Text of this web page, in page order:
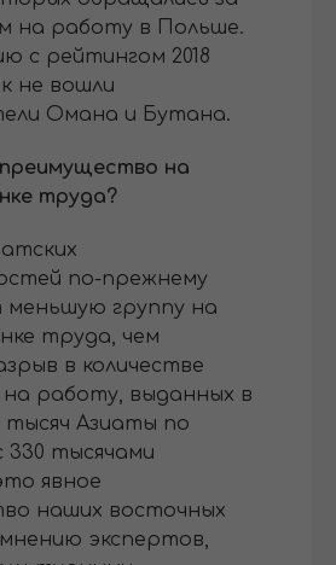
на работу в Польше.
с рейтингом 2018
не вошли
Омана и Бутана.
на
труда?
по-прежнему
группу на
труда, чем
в количестве
работу, выданных в
тысяч Азиаты по
330 тысячами
явное
наших восточных
экспертов,